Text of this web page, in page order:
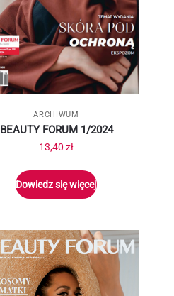
ARCHIWUM
BEAUTY FORUM 1/2024
13,40 zł
Dowiedz się więcej